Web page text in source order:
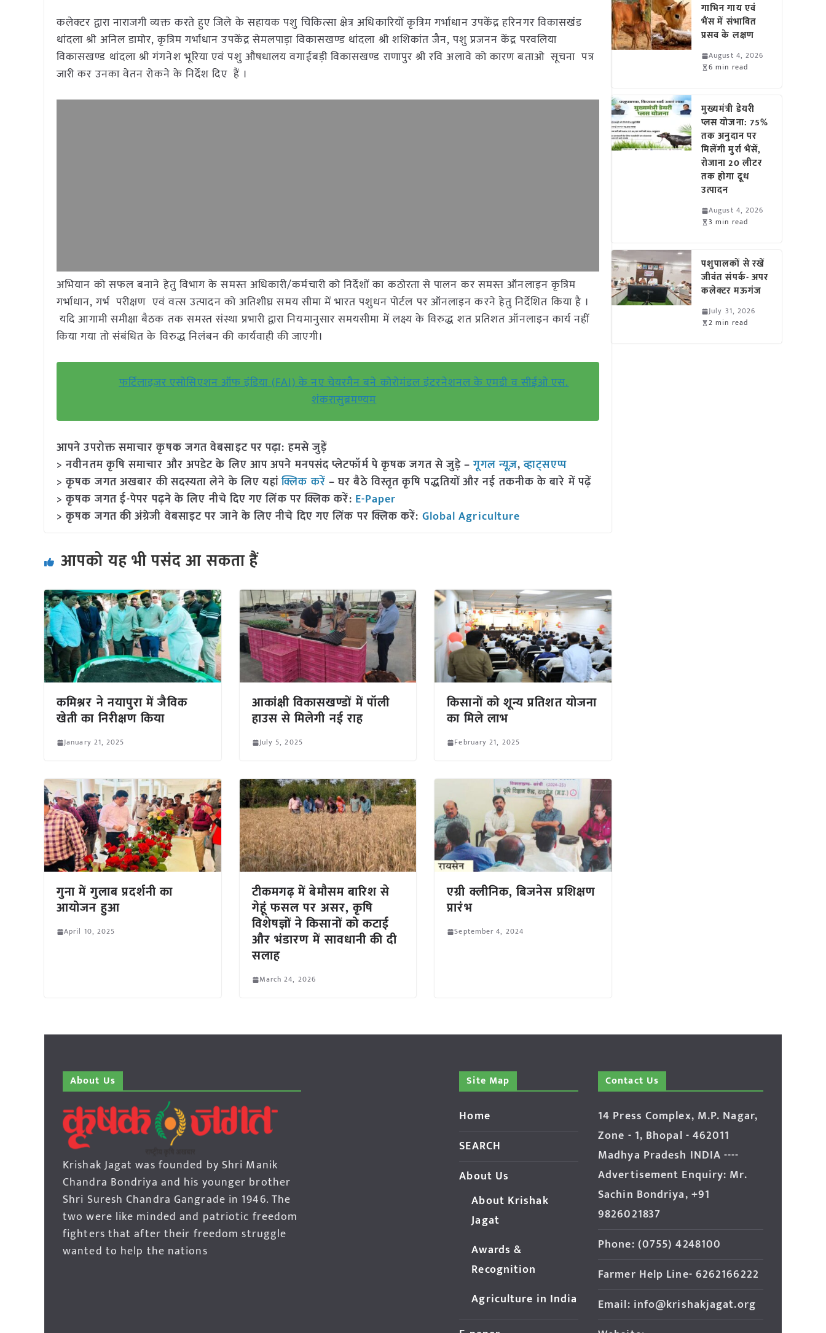
कलेक्टर द्वारा नाराजगी व्यक्त करते हुए जिले के सहायक पशु चिकित्सा क्षेत्र अधिकारियों कृत्रिम गर्भाधान उपकेंद्र हरिनगर विकासखंड
थांदला श्री अनिल डामोर, कृत्रिम गर्भाधान उपकेंद्र सेमलपाड़ा विकासखण्ड थांदला श्री शशिकांत जैन, पशु प्रजनन केंद्र परवलिया
विकासखण्ड थांदला श्री गंगनेश भूरिया एवं पशु औषधालय वगाईबड़ी विकासखण्ड राणापुर श्री रवि अलावे को कारण बताओ सूचना पत्र
जारी कर उनका वेतन रोकने के निर्देश दिए हैं ।
अभियान को सफल बनाने हेतु विभाग के समस्त अधिकारी/कर्मचारी को निर्देशों का कठोरता से पालन कर समस्त ऑनलाइन कृत्रिम
गर्भाधान, गर्भ परीक्षण एवं वत्स उत्पादन को अतिशीघ्र समय सीमा में भारत पशुधन पोर्टल पर ऑनलाइन करने हेतु निर्देशित किया है ।
यदि आगामी समीक्षा बैठक तक समस्त संस्था प्रभारी द्वारा नियमानुसार समयसीमा में लक्ष्य के विरुद्ध शत प्रतिशत ऑनलाइन कार्य नहीं
किया गया तो संबंधित के विरुद्ध निलंबन की कार्यवाही की जाएगी।
फर्टिलाइज़र एसोसिएशन ऑफ इंडिया (FAI) के नए चेयरमैन बने कोरोमंडल इंटरनेशनल के एमडी व सीईओ एस.
शंकरासुब्रमण्यम
आपने उपरोक्त समाचार कृषक जगत वेबसाइट पर पढ़ा: हमसे जुड़ें
> नवीनतम कृषि समाचार और अपडेट के लिए आप अपने मनपसंद प्लेटफॉर्म पे कृषक जगत से जुड़े –गूगल न्यूज़,व्हाट्सएप्प
> कृषक जगत अखबार की सदस्यता लेने के लिए यहांक्लिक करें – घर बैठे विस्तृत कृषि पद्धतियों और नई तकनीक के बारे में पढ़ें
> कृषक जगत ई-पेपर पढ़ने के लिए नीचे दिए गए लिंक पर क्लिक करें: E-Paper
> कृषक जगत की अंग्रेजी वेबसाइट पर जाने के लिए नीचे दिए गए लिंक पर क्लिक करें: Global Agriculture
आपको यह भी पसंद आ सकता हैं
कमिश्नर ने नयापुरा में जैविक
खेती का निरीक्षण किया
January 21, 2025
आकांक्षी विकासखण्डों में पॉली
हाउस से मिलेगी नई राह
July 5, 2025
किसानों को शून्य प्रतिशत योजना
का मिले लाभ
February 21, 2025
गुना में गुलाब प्रदर्शनी का
आयोजन हुआ
April 10, 2025
टीकमगढ़ में बेमौसम बारिश से
गेहूं फसल पर असर, कृषि
विशेषज्ञों ने किसानों को कटाई
और भंडारण में सावधानी की दी
सलाह
March 24, 2026
एग्री क्लीनिक, बिजनेस प्रशिक्षण
प्रारंभ
September 4, 2024
गाभिन गाय एवं
भैंस में संभावित
प्रसव के लक्षण
August 4, 2026
6 min read
मुख्यमंत्री डेयरी
प्लस योजना: 75%
तक अनुदान पर
मिलेंगी मुर्रा भैंसें,
रोजाना 20 लीटर
तक होगा दूध
उत्पादन
August 4, 2026
3 min read
पशुपालकों से रखें
जीवंत संपर्क- अपर
कलेक्टर मऊगंज
July 31, 2026
2 min read
About Us
Krishak Jagat was founded by Shri Manik
Chandra Bondriya and his younger brother
Shri Suresh Chandra Gangrade in 1946. The
two were like minded and patriotic freedom
fighters that after their freedom struggle
wanted to help the nations
Site Map
Home
SEARCH
About Us
About Krishak
Jagat
Awards &
Recognition
Agriculture in India
Contact Us
14 Press Complex, M.P. Nagar,
Zone - 1, Bhopal - 462011
Madhya Pradesh INDIA ----
Advertisement Enquiry: Mr.
Sachin Bondriya, +91
9826021837
Phone: (0755) 4248100
Farmer Help Line- 6262166222
Email: info@krishakjagat.org